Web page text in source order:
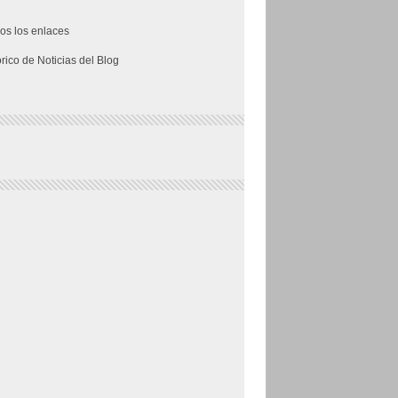
los enlaces
de Noticias del Blog